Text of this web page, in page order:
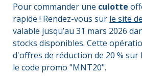
Pour commander une culotte
rapide ! Rendez-vous sur le site
valable jusqu’au 31 mars 2026
stocks disponibles. Cette
d'offres de réduction de 20 % sur
le code promo "MNT20".